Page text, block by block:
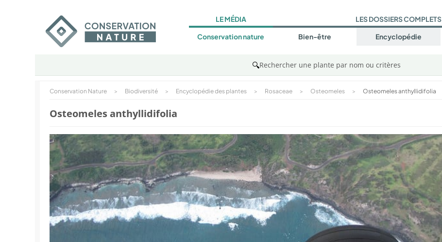
LE MÉDIA
Conservation nature
LES DOSSIERS COMPLETS
Bien-être Encyclopédie
🔍Rechercher une plante par nom ou critères
Conservation Nature > Biodiversité > Encyclopédie des plantes > Rosaceae > Osteomeles > Osteomeles anthyllidifolia
Osteomeles anthyllidifolia